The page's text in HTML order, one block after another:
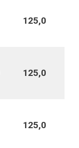
125,0
125,0
125,0